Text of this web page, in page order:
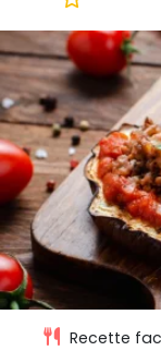
Recette